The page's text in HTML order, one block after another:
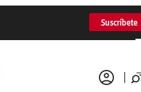
Suscríbete